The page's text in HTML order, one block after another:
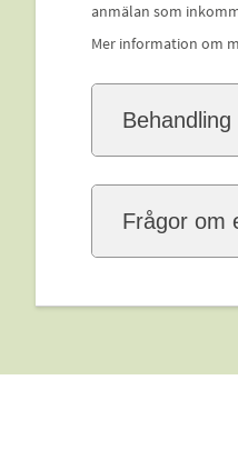
anmälan som
Mer information om
Frågor om